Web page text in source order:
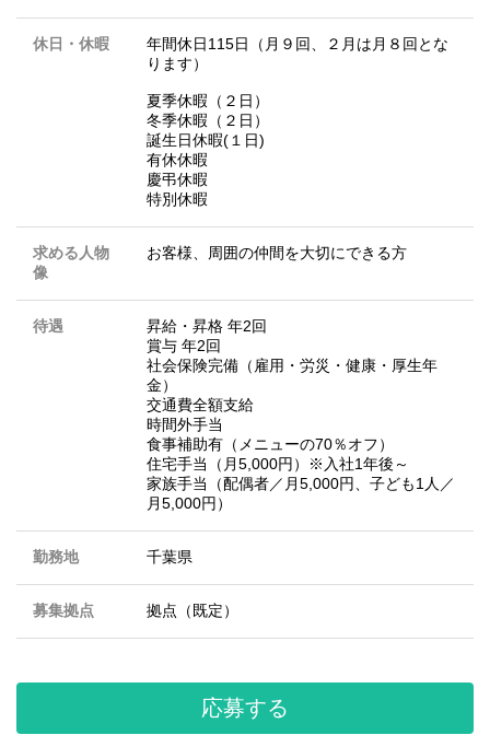
休日・休暇
年間休日115日（月９回、２月は月８回とな
ります）
夏季休暇（２日）
冬季休暇（２日）
誕生日休暇(１日)
有休休暇
慶弔休暇
特別休暇
求める人物
像
お客様、周囲の仲間を大切にできる方
待遇
昇給・昇格 年2回
賞与 年2回
社会保険完備（雇用・労災・健康・厚生年
金）
交通費全額支給
時間外手当
食事補助有（メニューの70％オフ）
住宅手当（月5,000円）※入社1年後～
家族手当（配偶者／月5,000円、子ども1人／
月5,000円）
勤務地 千葉県
募集拠点 拠点（既定）
応募する